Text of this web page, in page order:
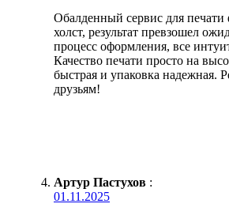
Обалденный сервис для печати
холст, результат превзошел
процесс оформления, все
Качество печати просто на
быстрая и упаковка надежная.
друзьям!
Артур Пастухов :
01.11.2025